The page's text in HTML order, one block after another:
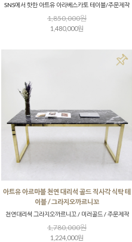
SNS에서 핫한 아트유 아라베스카토 테이블/주문제작
1,850,000원
1,480,000원
아트유 아르마블 천연 대리석 골드 직사각 식탁 테
이블 / 그라지오까르니꼬
천연대리석 그라지오까르니꼬 / 미러골드 / 주문제작
1,780,000원
1,224,000원